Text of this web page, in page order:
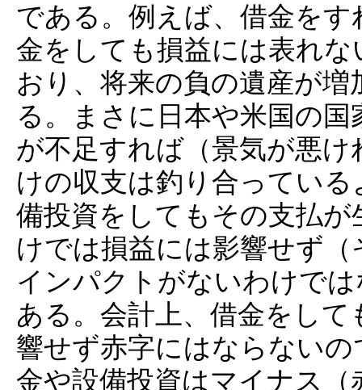
である。例えば、借金を
金をしても損益には表れ
おり、将来の負の遺産が
る。まさに日本や米国の
が不足すれば（景気が悪
けの収支は釣り合ってい
備投資をしてもその支払
けでは損益には影響せず
インパクトがないわけで
ある。会計上、借金をし
響せず赤字にはならない
金や設備投資はマイナス